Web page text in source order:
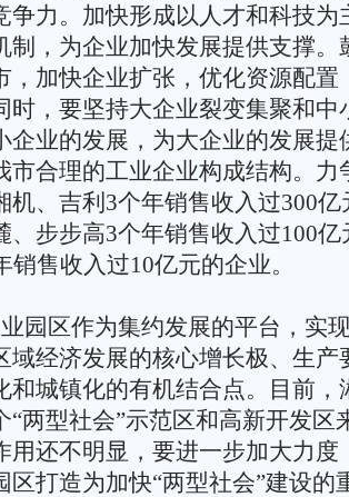
争力。加快形成以人才和科技为
制，为企业加快发展提供支撑。
，加快企业扩张，优化资源配置
时，要坚持大企业裂变集聚和中
企业的发展，为大企业的发展提
市合理的工业企业构成结构。力
机、吉利3个年销售收入过300
、步步高3个年销售收入过100
销售收入过10亿元的企业。
区作为集约发展的平台，实
域经济发展的核心增长极、生产
和城镇化的有机结合点。目前，
“两型社会”示范区和高新开发区
用还不明显，要进一步加大力度
区打造为加快“两型社会”建设的